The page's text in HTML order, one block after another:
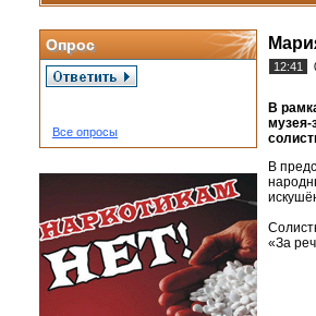
Опрос
Все опросы
12:41
В
музея-
В
«За